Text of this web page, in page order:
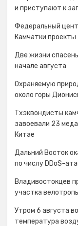
и приступают к
Федеральный
Камчатки проекты
Две жизни
начале августа
Охраняемую
около горы
Тхэквондисты
завоевали 23
Китае
Дальний Восток
по числу DDoS-
Владивостокцев
участка
Утром 6 августа
температура